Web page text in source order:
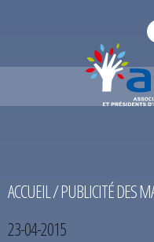
ACCUEIL/PUBLICITÉ DES
23-04-2015